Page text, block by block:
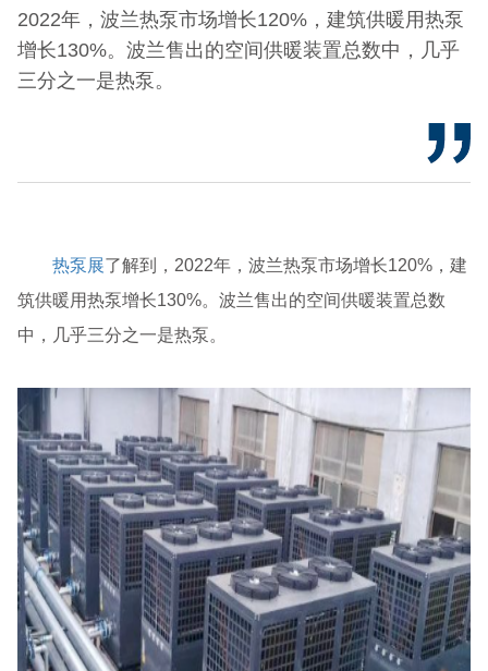
2022年，波兰热泵市场增长120%，建筑供暖用热泵
增长130%。波兰售出的空间供暖装置总数中，几乎
三分之一是热泵。
热泵展了解到，2022年，波兰热泵市场增长120%，建
筑供暖用热泵增长130%。波兰售出的空间供暖装置总数
中，几乎三分之一是热泵。